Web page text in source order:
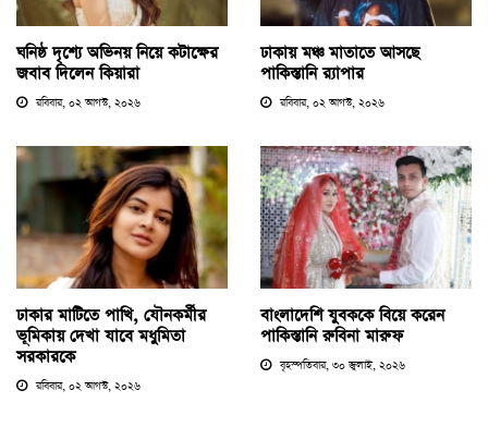
ঘনিষ্ঠ দৃশ্যে অভিনয় নিয়ে কটাক্ষের
জবাব দিলেন কিয়ারা
রবিবার, ০২ আগস্ট, ২০২৬
ঢাকায় মঞ্চ মাতাতে আসছে
পাকিস্তানি র‍্যাপার
রবিবার, ০২ আগস্ট, ২০২৬
ঢাকার মাটিতে পাখি, যৌনকর্মীর
ভূমিকায় দেখা যাবে মধুমিতা
সরকারকে
রবিবার, ০২ আগস্ট, ২০২৬
বাংলাদেশি যুবককে বিয়ে করেন
পাকিস্তানি রুবিনা মারুফ
বৃহস্পতিবার, ৩০ জুলাই, ২০২৬